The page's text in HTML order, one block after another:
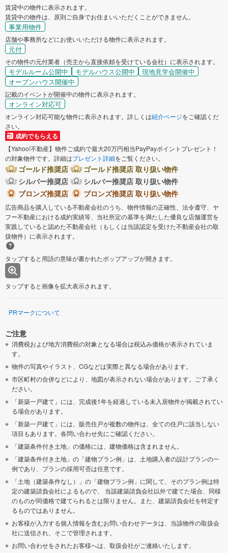
賃貸中の物件に表示されます。
賃貸中の物件は、原則ご自身でお住まいいただくことができません。
事業用物件
店舗や事務所などにお使いいただける物件に表示されます。
元付
その物件の元付業者（売主から直接依頼を受けている会社）に表示されます。
モデルルーム公開中 モデルハウス公開中
現地見学会開催中
オープンハウス開催中
記載のイベントが開催中の物件に表示されます。
オンライン対応可
オンライン対応可能な物件に表示されます。詳しくは紹介ページをご確認くだ
さい。
成約でもらえる
【Yahoo!不動産】物件ご成約で最大20万円相当PayPayポイントプレゼント！
の対象物件です。詳細はプレゼント詳細をご覧ください。
ゴールド推奨店
ゴールド推奨店 取り扱い物件
シルバー推奨店
シルバー推奨店 取り扱い物件
ブロンズ推奨店
ブロンズ推奨店 取り扱い物件
広告商品を購入している不動産会社のうち、物件情報の正確性、法令遵守、ヤ
フー不動産における成約実績等、当社所定の基準を満たした優良な店舗運営を
実践していると認めた不動産会社（もしくは当該認定を受けた不動産会社の取
扱物件）に表示されます。
タップすると用語の意味が書かれたポップアップが開きます。
タップすると画像を拡大表示されます。
PRマークについて
ご注意
消費税および地方消費税の対象となる場合は税込み価格が表示されていま
す。
物件の写真やイラスト、CGなどは実際と異なる場合があります。
市区町村の合併などにより、地図が表示されない場合があります。ご了承く
ださい。
「新築一戸建て」には、完成後1年を経過している未入居物件が掲載されてい
る場合があります。
「新築一戸建て」には、販売住戸が複数の物件は、全ての住戸に該当しない
項目もあります。各問い合わせ先にご確認ください。
「建築条件付き土地」の価格には、建物価格は含まれません。
「建築条件付き土地」の「建物プラン例」は、土地購入者の設計プランの一
例であり、プランの採用可否は任意です。
「土地（建築条件なし）」の「建物プラン例」に関して、そのプラン例は特
定の建築請負会社によるもので、 当該建築請負会社以外で建てた場合、同様
のものが同価格で建てられるとは限りません。また、建築請負会社を特定す
るものではありません。
お客様が入力する個人情報を含むお問い合わせデータは、当該物件の取扱会
社に送信され、そこで管理されます。
お問い合わせをされたお客様へは、取扱会社がご連絡いたします。